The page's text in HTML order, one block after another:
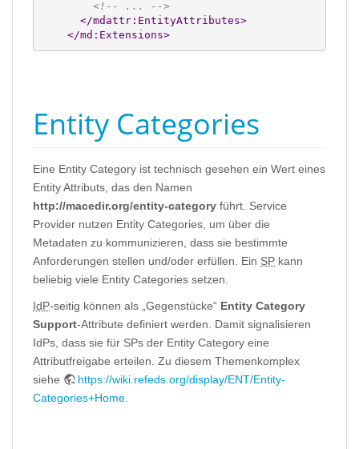
<!-- ... -->
</mdattr:EntityAttributes>
</md:Extensions>
Entity Categories
Eine Entity Category ist technisch gesehen ein Wert eines
Entity Attributs, das den Namen
http://macedir.org/entity-category führt. Service
Provider nutzen Entity Categories, um über die
Metadaten zu kommunizieren, dass sie bestimmte
Anforderungen stellen und/oder erfüllen. Ein SP kann
beliebig viele Entity Categories setzen.
IdP-seitig können als „Gegenstücke“ Entity Category
Support-Attribute definiert werden. Damit signalisieren
IdPs, dass sie für SPs der Entity Category eine
Attributfreigabe erteilen. Zu diesem Themenkomplex
siehe
https://wiki.refeds.org/display/ENT/Entity-
Categories+Home